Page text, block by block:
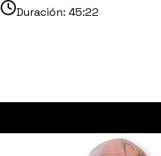
Duración: 45:22